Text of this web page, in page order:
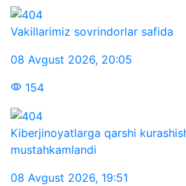
Vakillarimiz sovrindorlar safida
08 Avgust 2026, 20:05
154
Kiberjinoyatlarga qarshi
mustahkamlandi
08 Avgust 2026, 19:51